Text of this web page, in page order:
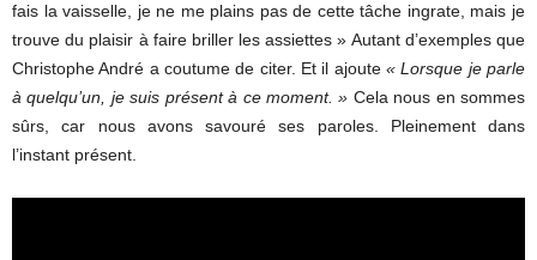
fais la vaisselle, je ne me plains pas de cette tâche ingrate, mais je
trouve du plaisir à faire briller les assiettes » Autant d’exemples que
Christophe André a coutume de citer. Et il ajoute « Lorsque je parle
à quelqu’un, je suis présent à ce moment. » Cela nous en sommes
sûrs, car nous avons savouré ses paroles. Pleinement dans
l’instant présent.